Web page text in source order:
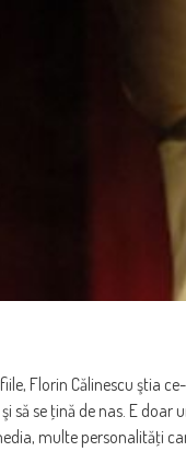
Florin Călinescu ştia
să se ţină de nas. E
multe personalităţi